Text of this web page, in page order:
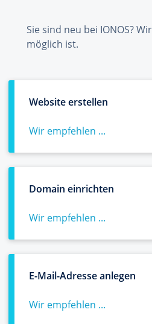
Sie sind neu bei IONOS?
möglich ist.
Website erstellen
Wir empfehlen ...
Domain einrichten
Wir empfehlen ...
E-Mail-Adresse anlegen
Wir empfehlen ...